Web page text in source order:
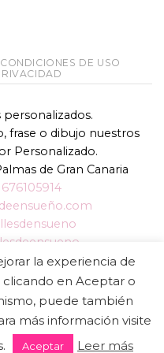
DE USO
frase o dibujo nuestros
Personalizado.
de Gran Canaria
la experiencia de
en Aceptar o
puede también
más información visite
Aceptar Leer más